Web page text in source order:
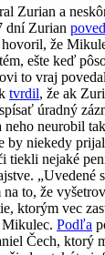
Zurian a
dní Zurian
že
ešte keď
to vraj
tvrdil, že ak
úradný
neurobil
by niekedy
tiekli nejaké
„Uvedené
to, že
ktorým vec
Podľa
Čech, ktorý